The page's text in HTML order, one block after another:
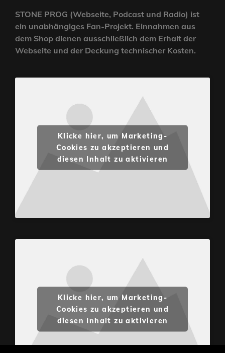
STONE PROG (Webseite, Podcast und Radio) ist
ein unabhängiges Fan-Projekt. Einnahmen aus
dem Shop dienen ausschließlich dem Erhalt der
Webseite und der Deckung technischer Kosten.
Klicke hier, um Marketing-
Cookies zu akzeptieren und
diesen Inhalt zu aktivieren
Klicke hier, um Marketing-
Cookies zu akzeptieren und
diesen Inhalt zu aktivieren